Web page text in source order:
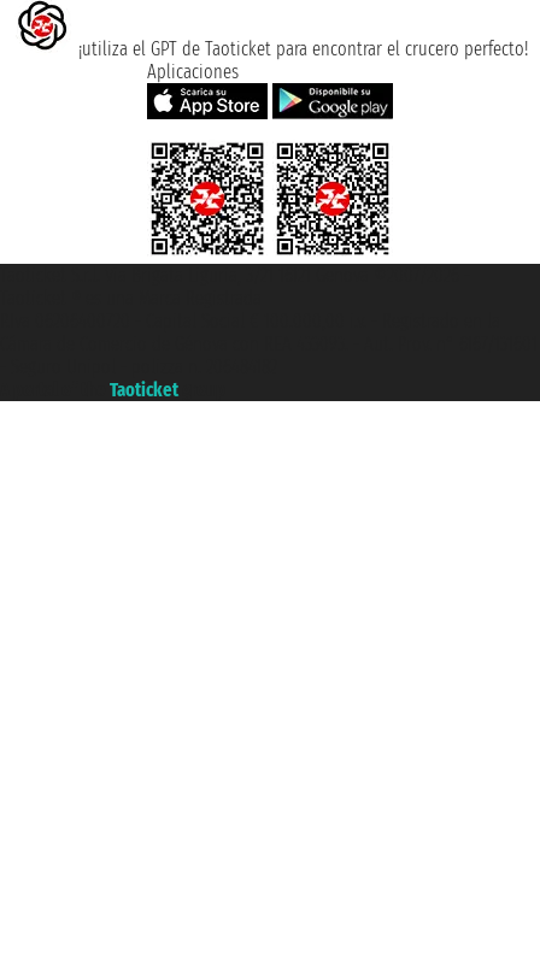
¡utiliza el GPT de Taoticket para encontrar el crucero perfecto!
Aplicaciones
Taoticket